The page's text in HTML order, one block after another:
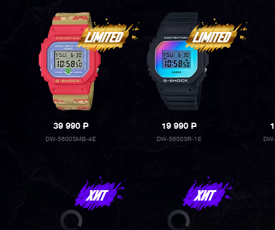
39 990P
DW-5600SMB-4E
19 990P
DW-5600SR-1E